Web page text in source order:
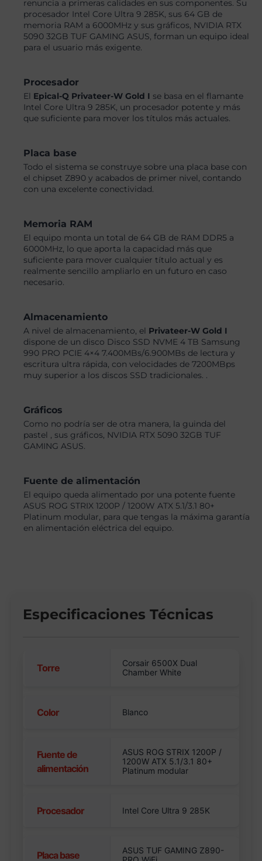
renuncia a primeras calidades en sus componentes. Su
procesador Intel Core Ultra 9 285K, sus 64 GB de
memoria RAM a 6000MHz y sus gráficos, NVIDIA RTX
5090 32GB TUF GAMING ASUS, forman un equipo ideal
para el usuario más exigente.
Procesador
El Epical-Q Privateer-W Gold I se basa en el flamante
Intel Core Ultra 9 285K, un procesador potente y más
que suficiente para mover los títulos más actuales.
Placa base
Todo el sistema se construye sobre una placa base con
el chipset Z890 y acabados de primer nivel, contando
con una excelente conectividad.
Memoria RAM
El equipo monta un total de 64 GB de RAM DDR5 a
6000MHz, lo que aporta la capacidad más que
suficiente para mover cualquier título actual y es
realmente sencillo ampliarlo en un futuro en caso
necesario.
Almacenamiento
A nivel de almacenamiento, el Privateer-W Gold I
dispone de un disco Disco SSD NVME 4 TB Samsung
990 PRO PCIE 4×4 7.400MBs/6.900MBs de lectura y
escritura ultra rápida, con velocidades de 7200MBps
muy superior a los discos SSD tradicionales. .
Gráficos
Como no podría ser de otra manera, la guinda del
pastel , sus gráficos, NVIDIA RTX 5090 32GB TUF
GAMING ASUS.
Fuente de alimentación
El equipo queda alimentado por una potente fuente
ASUS ROG STRIX 1200P / 1200W ATX 5.1/3.1 80+
Platinum modular, para que tengas la máxima garantía
en alimentación eléctrica del equipo.
Especificaciones Técnicas
Torre
Corsair 6500X Dual
Chamber White
Color Blanco
Fuente de
alimentación
ASUS ROG STRIX 1200P /
1200W ATX 5.1/3.1 80+
Platinum modular
Procesador Intel Core Ultra 9 285K
Placa base
ASUS TUF GAMING Z890-